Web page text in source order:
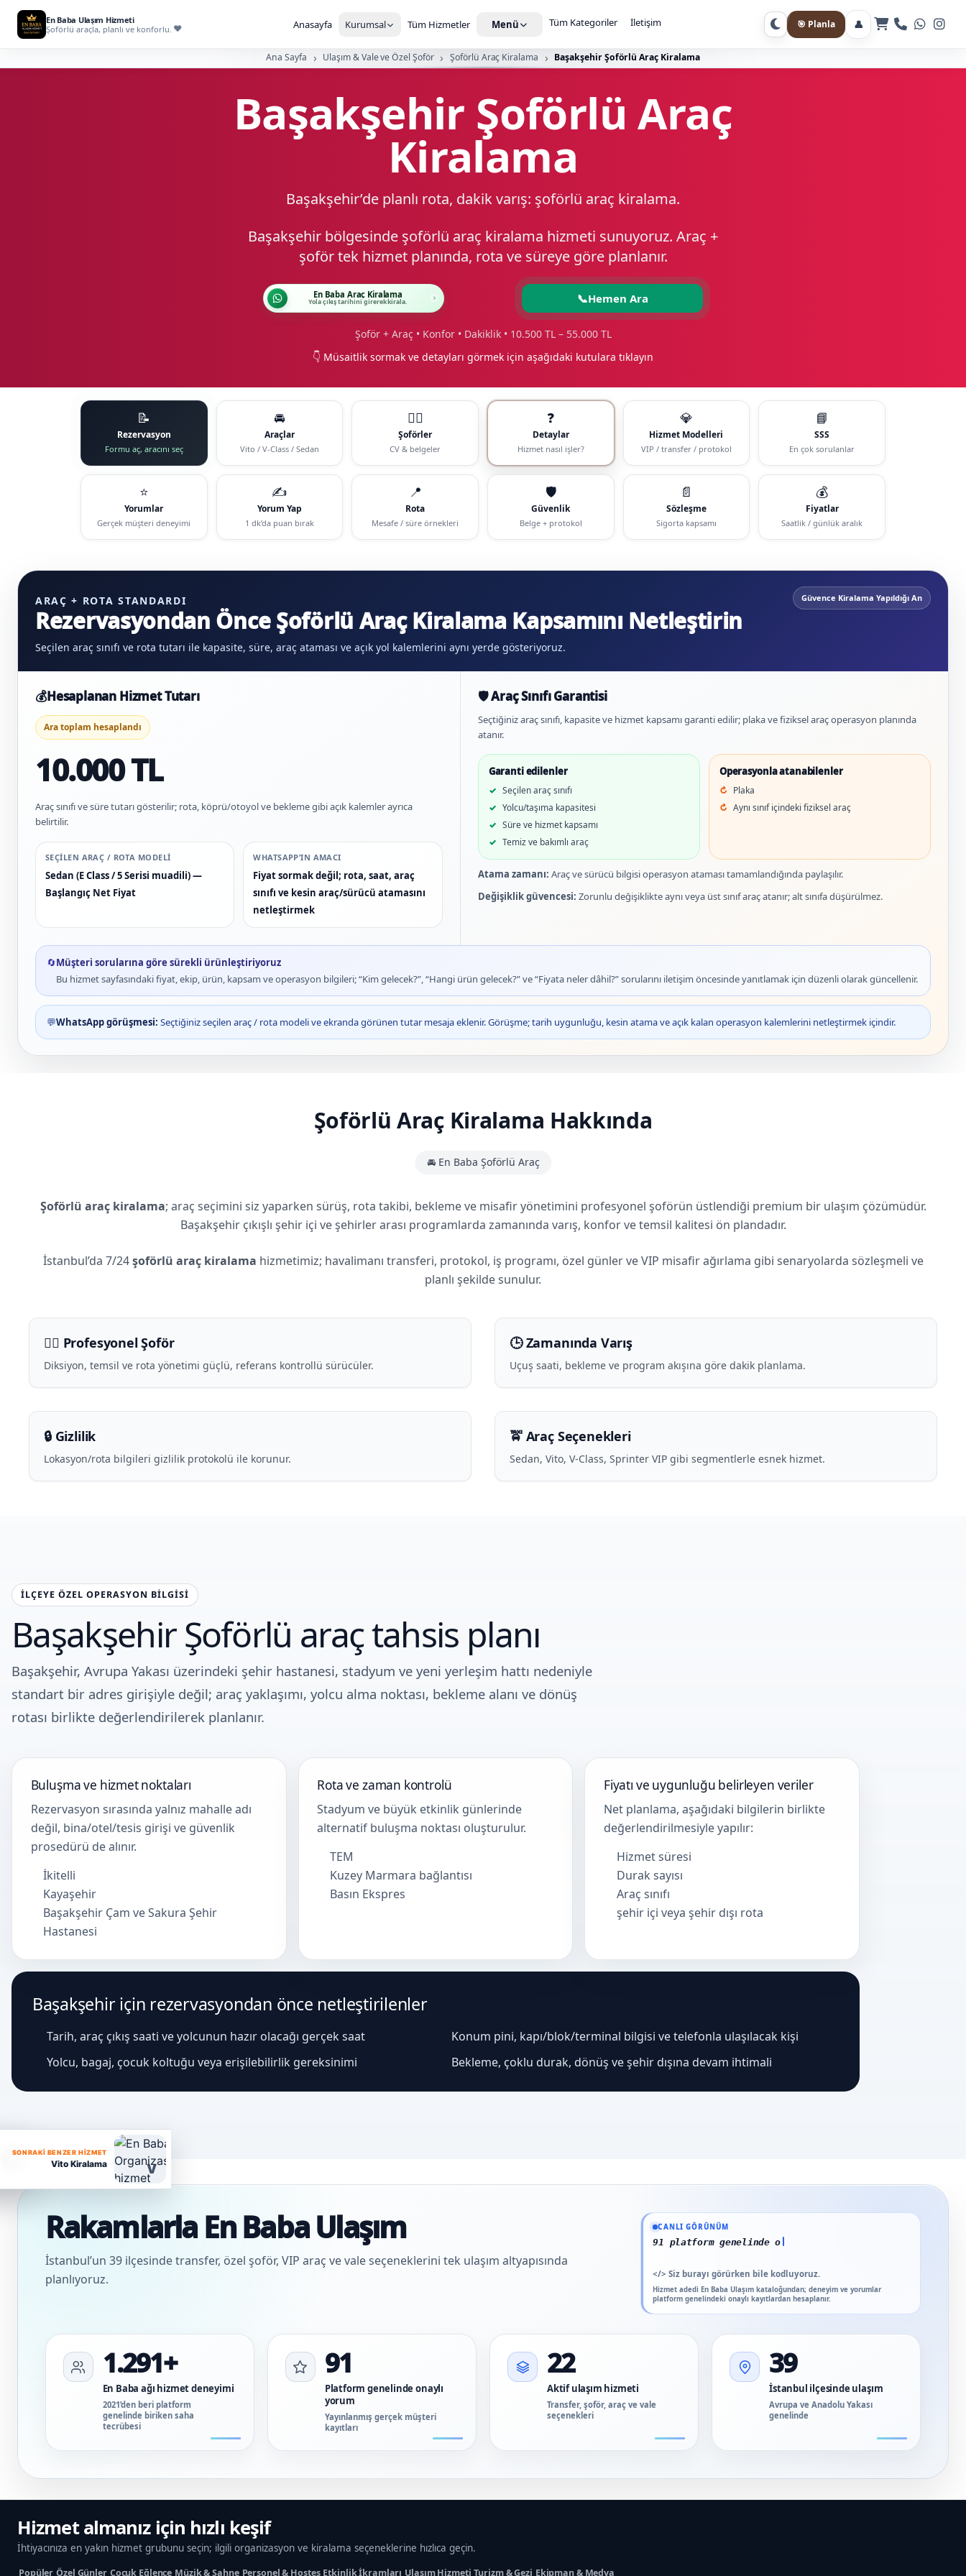
En Baba Ulaşım Hizmeti
Şoförlü araçla, planlı ve konforlu.
Anasayfa Kurumsal Tüm Hizmetler Menü Tüm Kategoriler İletişim Gece moduna geç
🎯 Planla 👤
Ana Sayfa Ulaşım & Vale ve Özel Şoför Şoförlü Araç Kiralama Başakşehir Şoförlü Araç Kiralama
Başakşehir Şoförlü Araç
Kiralama
Başakşehir’de planlı rota, dakik varış: şoförlü araç kiralama.
Başakşehir bölgesinde şoförlü araç kiralama hizmeti sunuyoruz. Araç +
şoför tek hizmet planında, rota ve süreye göre planlanır.
En Baba Araç Kiralama
Yola çıkış tarihini girerek kirala. 📞Hemen Ara
Şoför + Araç • Konfor • Dakiklik • 10.500 TL – 55.000 TL
👇 Müsaitlik sormak ve detayları görmek için aşağıdaki kutulara tıklayın
📝
Rezervasyon
Formu aç, aracını seç
🚘
Araçlar
Vito / V-Class / Sedan
🧑‍✈️
Şoförler
CV & belgeler
❓
Detaylar
Hizmet nasıl işler?
💎
Hizmet Modelleri
VIP / transfer / protokol
📘
SSS
En çok sorulanlar
⭐
Yorumlar
Gerçek müşteri deneyimi
✍️
Yorum Yap
1 dk’da puan bırak
📍
Rota
Mesafe / süre örnekleri
🛡️
Güvenlik
Belge + protokol
📄
Sözleşme
Sigorta kapsamı
💰
Fiyatlar
Saatlik / günlük aralık
ARAÇ + ROTA STANDARDI
Rezervasyondan Önce Şoförlü Araç Kiralama Kapsamını Netleştirin
Seçilen araç sınıfı ve rota tutarı ile kapasite, süre, araç ataması ve açık yol kalemlerini aynı yerde gösteriyoruz.
Güvence Kiralama Yapıldığı An
💰Hesaplanan Hizmet Tutarı
Ara toplam hesaplandı
10.000 TL
Araç sınıfı ve süre tutarı gösterilir; rota, köprü/otoyol ve bekleme gibi açık kalemler ayrıca
belirtilir.
SEÇILEN ARAÇ / ROTA MODELI
Sedan (E Class / 5 Serisi muadili) —
Başlangıç Net Fiyat
WHATSAPP’IN AMACI
Fiyat sormak değil; rota, saat, araç
sınıfı ve kesin araç/sürücü atamasını
netleştirmek
🛡️ Araç Sınıfı Garantisi
Seçtiğiniz araç sınıfı, kapasite ve hizmet kapsamı garanti edilir; plaka ve fiziksel araç operasyon planında
atanır.
Garanti edilenler
Seçilen araç sınıfı
Yolcu/taşıma kapasitesi
Süre ve hizmet kapsamı
Temiz ve bakımlı araç
Operasyonla atanabilenler
Plaka
Aynı sınıf içindeki fiziksel araç
Atama zamanı: Araç ve sürücü bilgisi operasyon ataması tamamlandığında paylaşılır.
Değişiklik güvencesi: Zorunlu değişiklikte aynı veya üst sınıf araç atanır; alt sınıfa düşürülmez.
🔄Müşteri sorularına göre sürekli ürünleştiriyoruz
Bu hizmet sayfasındaki fiyat, ekip, ürün, kapsam ve operasyon bilgileri; “Kim gelecek?”, “Hangi ürün gelecek?” ve “Fiyata neler dâhil?” sorularını iletişim öncesinde yanıtlamak için düzenli olarak güncellenir.
💬WhatsApp görüşmesi: Seçtiğiniz seçilen araç / rota modeli ve ekranda görünen tutar mesaja eklenir. Görüşme; tarih uygunluğu, kesin atama ve açık kalan operasyon kalemlerini netleştirmek içindir.
Şoförlü Araç Kiralama Hakkında
🚘 En Baba Şoförlü Araç
Şoförlü araç kiralama; araç seçimini siz yaparken sürüş, rota takibi, bekleme ve misafir yönetimini profesyonel şoförün üstlendiği premium bir ulaşım çözümüdür.
Başakşehir çıkışlı şehir içi ve şehirler arası programlarda zamanında varış, konfor ve temsil kalitesi ön plandadır.
İstanbul’da 7/24şoförlü araç kiralama hizmetimiz; havalimanı transferi, protokol, iş programı, özel günler ve VIP misafir ağırlama gibi senaryolarda sözleşmeli ve
planlı şekilde sunulur.
🧑‍✈️ Profesyonel Şoför
Diksiyon, temsil ve rota yönetimi güçlü, referans kontrollü sürücüler.
🕒 Zamanında Varış
Uçuş saati, bekleme ve program akışına göre dakik planlama.
🔒 Gizlilik
Lokasyon/rota bilgileri gizlilik protokolü ile korunur.
🚖 Araç Seçenekleri
Sedan, Vito, V-Class, Sprinter VIP gibi segmentlerle esnek hizmet.
İLÇEYE ÖZEL OPERASYON BILGISI
Başakşehir Şoförlü araç tahsis planı
Başakşehir, Avrupa Yakası üzerindeki şehir hastanesi, stadyum ve yeni yerleşim hattı nedeniyle
standart bir adres girişiyle değil; araç yaklaşımı, yolcu alma noktası, bekleme alanı ve dönüş
rotası birlikte değerlendirilerek planlanır.
Buluşma ve hizmet noktaları
Rezervasyon sırasında yalnız mahalle adı
değil, bina/otel/tesis girişi ve güvenlik
prosedürü de alınır.
İkitelli
Kayaşehir
Başakşehir Çam ve Sakura Şehir
Hastanesi
Rota ve zaman kontrolü
Stadyum ve büyük etkinlik günlerinde
alternatif buluşma noktası oluşturulur.
TEM
Kuzey Marmara bağlantısı
Basın Ekspres
Fiyatı ve uygunluğu belirleyen veriler
Net planlama, aşağıdaki bilgilerin birlikte
değerlendirilmesiyle yapılır:
Hizmet süresi
Durak sayısı
Araç sınıfı
şehir içi veya şehir dışı rota
Başakşehir için rezervasyondan önce netleştirilenler
Tarih, araç çıkış saati ve yolcunun hazır olacağı gerçek saat
Konum pini, kapı/blok/terminal bilgisi ve telefonla ulaşılacak kişi
Yolcu, bagaj, çocuk koltuğu veya erişilebilirlik gereksinimi
Bekleme, çoklu durak, dönüş ve şehir dışına devam ihtimali
SONRAKI BENZER HIZMET
Vito Kiralama V
Rakamlarla En Baba Ulaşım
İstanbul’un 39 ilçesinde transfer, özel şoför, VIP araç ve vale seçeneklerini tek ulaşım altyapısında
planlıyoruz.
CANLI GÖRÜNÜM
91 platform genelinde onaylı yorum
</> Siz burayı görürken bile kodluyoruz.
Hizmet adedi En Baba Ulaşım kataloğundan; deneyim ve yorumlar
platform genelindeki onaylı kayıtlardan hesaplanır.
Güncel veriler: 1.291+ En Baba ağı hizmet deneyimi; 91 platform genelinde
1.291+
En Baba ağı hizmet deneyimi
2021’den beri platform
genelinde biriken saha
tecrübesi
91
Platform genelinde onaylı
yorum
Yayınlanmış gerçek müşteri
kayıtları
22
Aktif ulaşım hizmeti
Transfer, şoför, araç ve vale
seçenekleri
39
İstanbul ilçesinde ulaşım
Avrupa ve Anadolu Yakası
genelinde
Hizmet almanız için hızlı keşif
İhtiyacınıza en yakın hizmet grubunu seçin; ilgili organizasyon ve kiralama seçeneklerine hızlıca geçin.
Popüler Özel Günler Çocuk Eğlence Müzik & Sahne Personel & Hostes Etkinlik İkramları Ulaşım Hizmeti Turizm & Gezi Ekipman & Medya